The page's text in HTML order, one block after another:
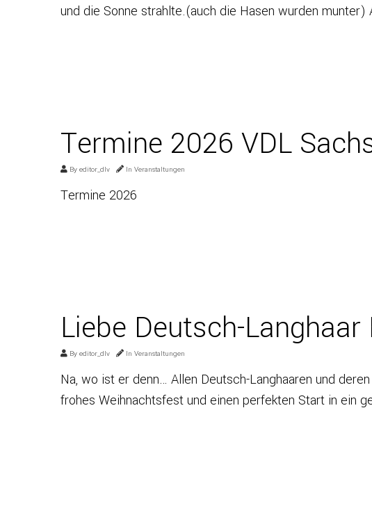
und die Sonne strahlte.(auch die Hasen wurden munter)
Termine 2026 VDL
By editor_dlv In Veranstaltungen
Termine 2026
Liebe Deutsch-
By editor_dlv In Veranstaltungen
Na, wo ist er denn… Allen Deutsch-Langhaaren und
frohes Weihnachtsfest und einen perfekten Start in ein